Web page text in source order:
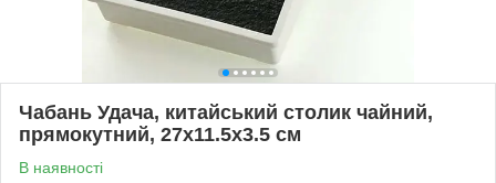
Чабань Удача, китайський столик чайний,
прямокутний, 27х11.5х3.5 см
В наявності